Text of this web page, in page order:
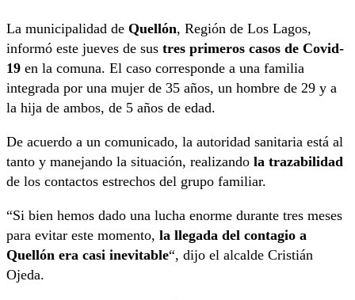
La municipalidad de Quellón, Región de Los Lagos,
informó este jueves de sus tres primeros casos de Covid-
19 en la comuna. El caso corresponde a una familia
integrada por una mujer de 35 años, un hombre de 29 y a
la hija de ambos, de 5 años de edad.
De acuerdo a un comunicado, la autoridad sanitaria está al
tanto y manejando la situación, realizando la trazabilidad
de los contactos estrechos del grupo familiar.
“Si bien hemos dado una lucha enorme durante tres meses
para evitar este momento, la llegada del contagio a
Quellón era casi inevitable“, dijo el alcalde Cristián
Ojeda.